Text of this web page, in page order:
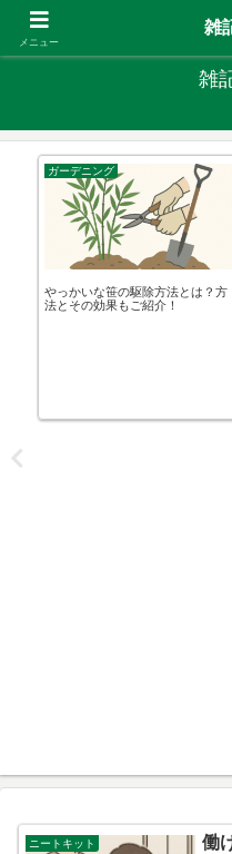
やりたいことが
雑
ガーデニング
やっかいな笹の駆除方法とは？方
法とその効果もご紹介！
ニートキット
働
メニュー
雑